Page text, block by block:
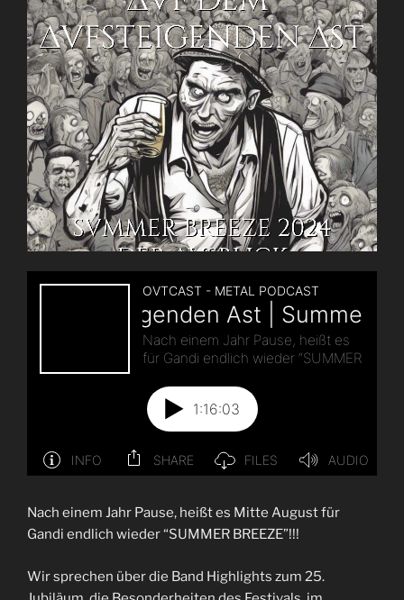
Nach einem Jahr Pause, heißt es Mitte August für
Gandi endlich wieder “SUMMER BREEZE”!!!
Wir sprechen über die Band Highlights zum 25.